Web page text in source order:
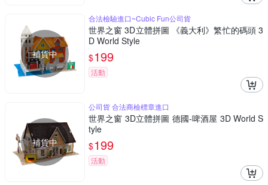
補貨中
合法檢驗進口~Cubic Fun公司貨
世界之窗 3D立體拼圖 《義大利》繁忙的碼頭 3
D World Style
$199
活動
補貨中
公司貨 合法商檢標章進口
世界之窗 3D立體拼圖 德國-啤酒屋 3D World S
tyle
$199
活動